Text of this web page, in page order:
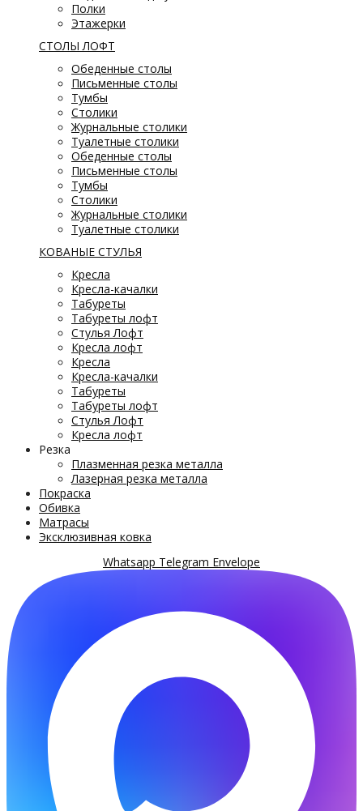
Полки
Этажерки
СТОЛЫ ЛОФТ
Обеденные столы
Письменные столы
Тумбы
Столики
Журнальные столики
Туалетные столики
Обеденные столы
Письменные столы
Тумбы
Столики
Журнальные столики
Туалетные столики
КОВАНЫЕ СТУЛЬЯ
Кресла
Кресла-качалки
Табуреты
Табуреты лофт
Стулья Лофт
Кресла лофт
Кресла
Кресла-качалки
Табуреты
Табуреты лофт
Стулья Лофт
Кресла лофт
Резка
Плазменная резка металла
Лазерная резка металла
Покраска
Обивка
Матрасы
Эксклюзивная ковка
Whatsapp Telegram Envelope